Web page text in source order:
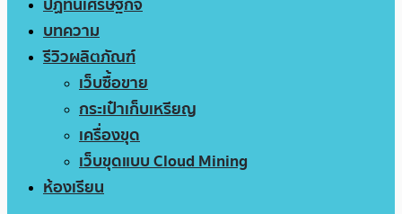
บทความ
รีวิวผลิตภัณฑ์
เว็บซื้อขาย
กระเป๋าเก็บเหรียญ
เครื่องขุด
เว็บขุดแบบ Cloud Mining
ห้องเรียน